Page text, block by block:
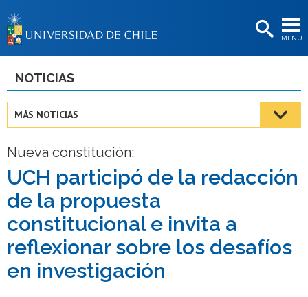
MENÚ
BIBLIOTECAS
Estudiantes
Académicas/os
Funcionarias/os
Egresadas/os
NOTICIAS
MÁS NOTICIAS
Nueva constitución:
UCH participó de la redacción
de la propuesta
constitucional e invita a
reflexionar sobre los desafíos
en investigación